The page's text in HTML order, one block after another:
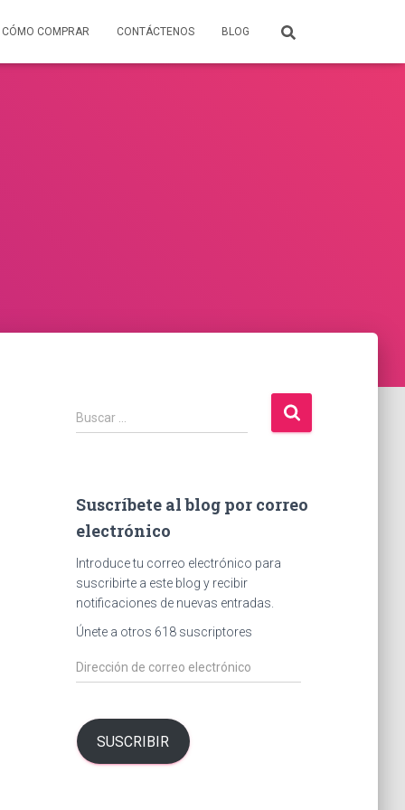
CÓMO COMPRAR CONTÁCTENOS BLOG
B
u
r
:
Buscar …
Suscríbete al blog por correo
electrónico
Introduce tu correo electrónico para
suscribirte a este blog y recibir
notificaciones de nuevas entradas.
Únete a otros 618 suscriptores
D
i
c
c
SUSCRIBIR